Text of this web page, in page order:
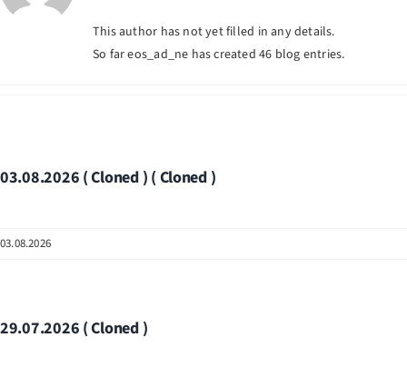
This author has not yet filled in any details.
So far eos_ad_ne has created 46 blog entries.
03.08.2026 ( Cloned ) ( Cloned )
03.08.2026
29.07.2026 ( Cloned )